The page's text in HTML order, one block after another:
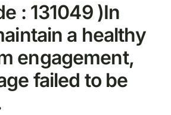
: 131049 )In
a healthy
engagement,
failed to be